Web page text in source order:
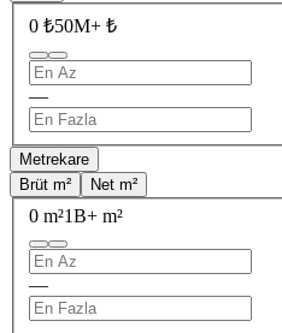
0 ₺50M+ ₺
—
Metrekare
Brüt m²
Net m²
0 m²1B+ m²
—